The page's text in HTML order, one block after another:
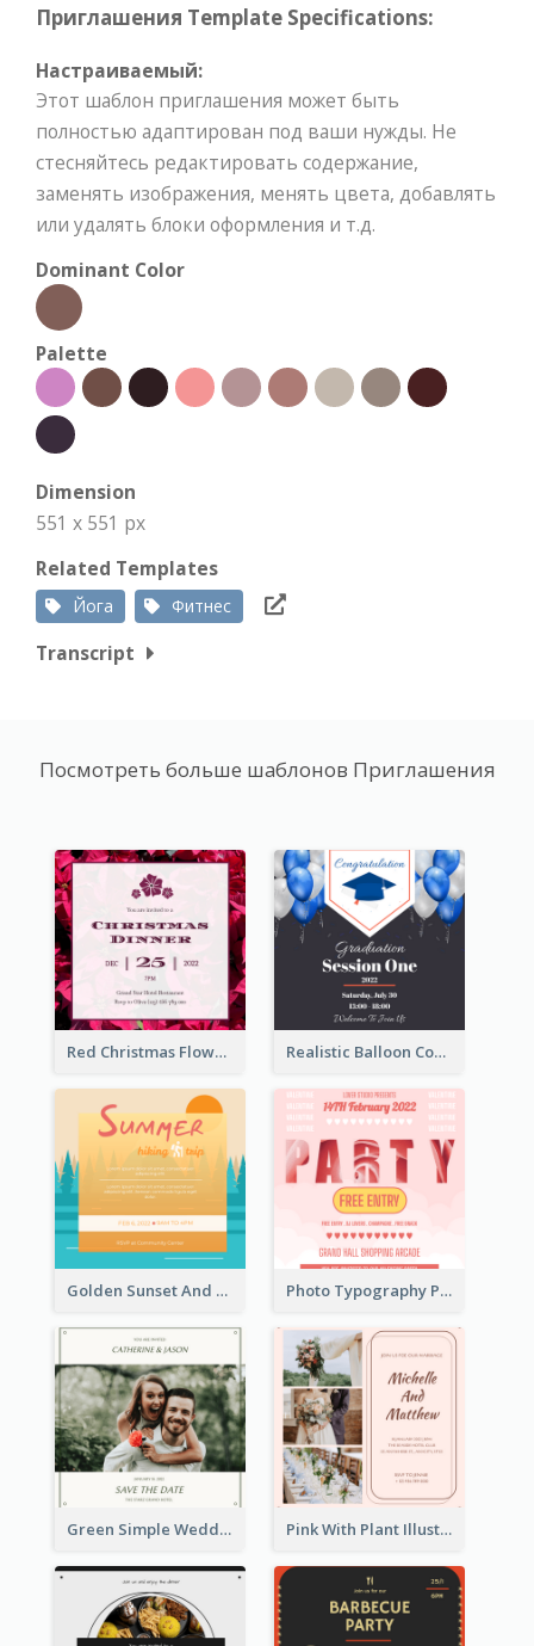
Приглашения Template Specifications:
Настраиваемый:
Этот шаблон приглашения может быть
полностью адаптирован под ваши нужды. Не
стесняйтесь редактировать содержание,
заменять изображения, менять цвета, добавлять
или удалять блоки оформления и т.д.
Dominant Color
Palette
Dimension
551 x 551 px
Related Templates
Йога Фитнес
Transcript
Посмотреть больше шаблонов Приглашения
Red Christmas Flower Christmas Dinner Invitation Realistic Balloon Cool Graduation Ceremony Design
Golden Sunset And Forest Hiking Trip Invitation Photo Typography Party Invitation Design Templates
Green Simple Wedding Photo Wedding Invitation Pink With Plant Illustration Wedding Party Invitation